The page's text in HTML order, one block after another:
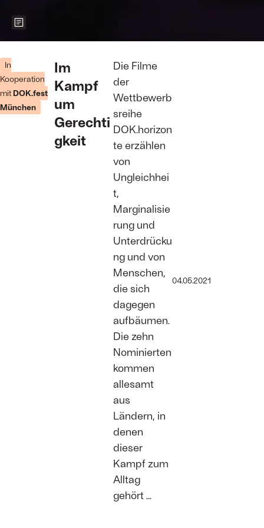
In
Kooperation
mit DOK.fest
München
Im
Kampf
um
Gerechti
gkeit
Die Filme
der
Wettbewerb
sreihe
DOK.horizon
te erzählen
von
Ungleichhei
t,
Marginalisie
rung und
Unterdrücku
ng und von
Menschen,
die sich
dagegen
aufbäumen.
Die zehn
Nominierten
kommen
allesamt
aus
Ländern, in
denen
dieser
Kampf zum
Alltag
gehört ...
04.05.2021
Zeigt weitere Informationen zum Bild
„The Last
Shelter“ von
Ousmane
Samassékou
Foto: DOK.fest
München